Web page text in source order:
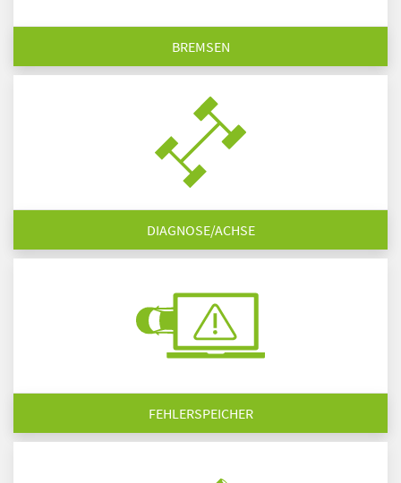
BREMSEN
DIAGNOSE/ACHSE
FEHLERSPEICHER